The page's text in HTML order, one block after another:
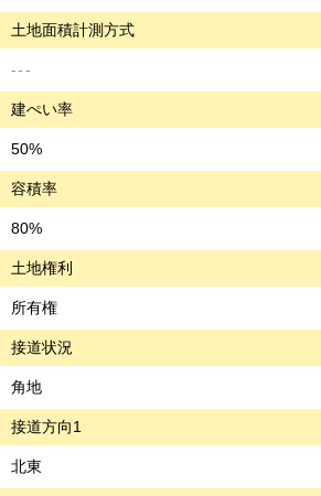
土地面積計測方式
---
建ぺい率
50%
容積率
80%
土地権利
所有権
接道状況
角地
接道方向1
北東